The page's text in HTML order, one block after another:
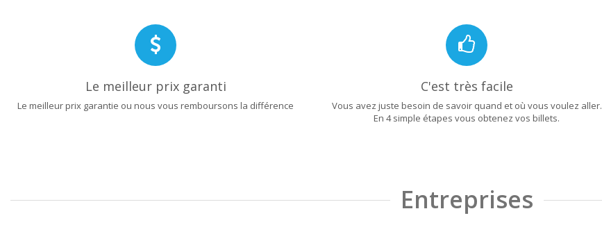
Le meilleur prix garanti
Le meilleur prix garantie ou nous vous remboursons la différence
C'est très facile
Vous avez juste besoin de savoir quand et où vous voulez aller.
En 4 simple étapes vous obtenez vos billets.
Entreprises